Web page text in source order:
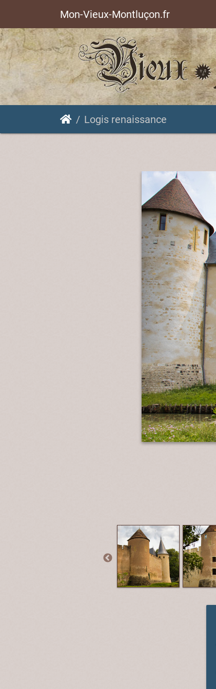
Mon-Vieux-Montluçon.fr
Logis renaissance